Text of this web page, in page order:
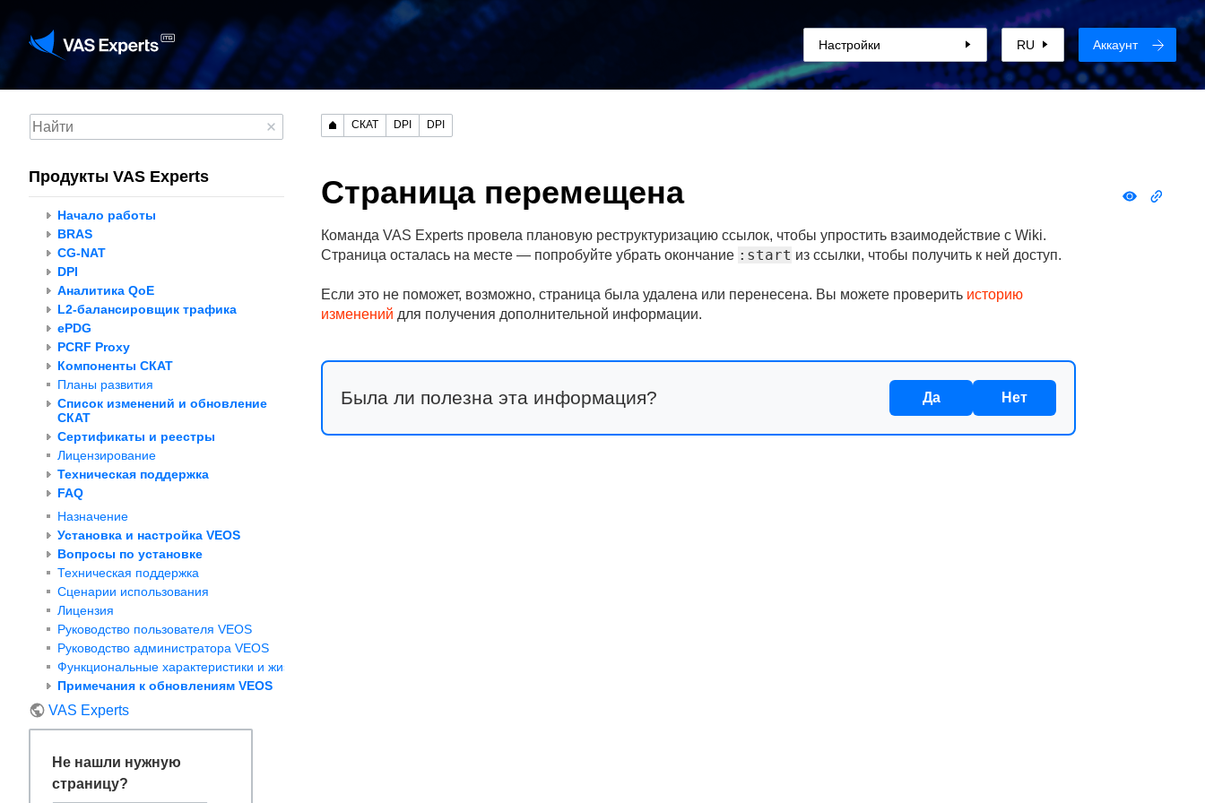
Настройки RU Аккаунт
Продукты VAS Experts
Начало работы
BRAS
CG-NAT
DPI
Аналитика QoE
L2-балансировщик трафика
ePDG
PCRF Proxy
Компоненты СКАТ
Планы развития
Список изменений и обновление
СКАТ
Сертификаты и реестры
Лицензирование
Техническая поддержка
FAQ
Назначение
Установка и настройка VEOS
Вопросы по установке
Техническая поддержка
Сценарии использования
Лицензия
Руководство пользователя VEOS
Руководство администратора VEOS
Функциональные характеристики и жизненный цикл VEOS
Примечания к обновлениям VEOS
VAS Experts
Не нашли нужную
страницу?
СКАТ DPI DPI
Страница перемещена
Команда VAS Experts провела плановую реструктуризацию ссылок, чтобы упростить взаимодействие с Wiki.
Страница осталась на месте — попробуйте убрать окончание :start из ссылки, чтобы получить к ней доступ.
Если это не поможет, возможно, страница была удалена или перенесена. Вы можете проверить историю
изменений для получения дополнительной информации.
Была ли полезна эта информация? Да Нет